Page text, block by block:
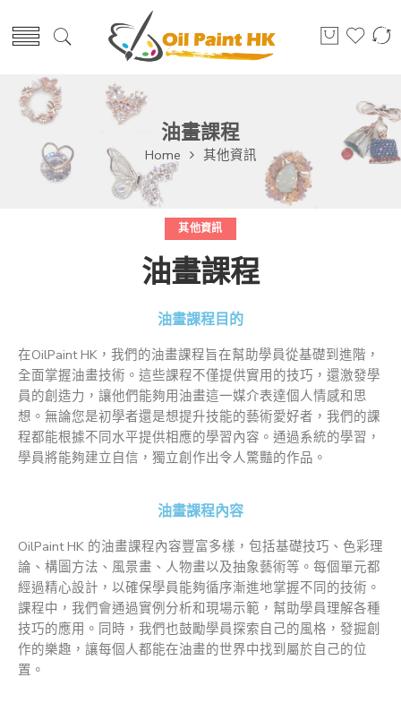
油畫課程
Home 其他資訊
其他資訊
油畫課程
油畫課程目的
在OilPaint HK，我們的油畫課程旨在幫助學員從基礎到進階，
全面掌握油畫技術。這些課程不僅提供實用的技巧，還激發學
員的創造力，讓他們能夠用油畫這一媒介表達個人情感和思
想。無論您是初學者還是想提升技能的藝術愛好者，我們的課
程都能根據不同水平提供相應的學習內容。通過系統的學習，
學員將能夠建立自信，獨立創作出令人驚豔的作品。
油畫課程內容
OilPaint HK 的油畫課程內容豐富多樣，包括基礎技巧、色彩理
論、構圖方法、風景畫、人物畫以及抽象藝術等。每個單元都
經過精心設計，以確保學員能夠循序漸進地掌握不同的技術。
課程中，我們會通過實例分析和現場示範，幫助學員理解各種
技巧的應用。同時，我們也鼓勵學員探索自己的風格，發掘創
作的樂趣，讓每個人都能在油畫的世界中找到屬於自己的位
置。